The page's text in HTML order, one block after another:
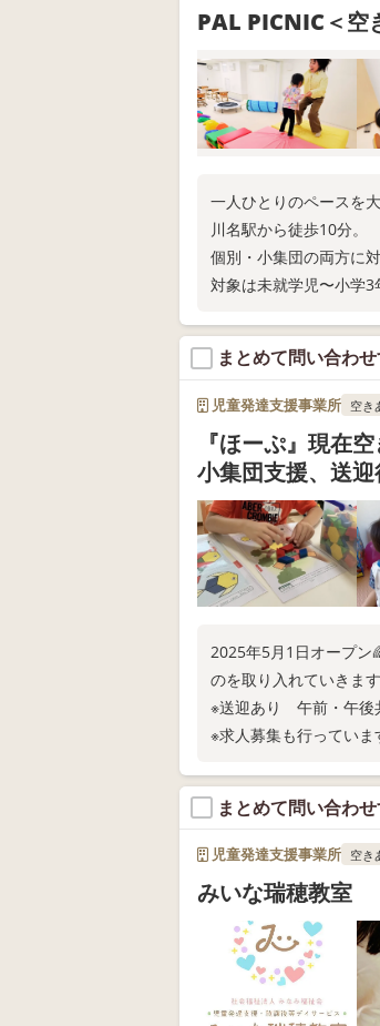
PAL PICNIC＜空
一人ひとりのペースを
川名駅から徒歩10分。
個別・小集団の両方に対
対象は未就学児〜小学3
まとめて問い合わ
児童発達支援事業所 空き
『ほーぷ』現在
小集団支援、送
2025年5月1日オープ
のを取り入れていきます
※送迎あり 午前・午後
※求人募集も行っていま
まとめて問い合わ
児童発達支援事業所 空き
みいな瑞穂教室